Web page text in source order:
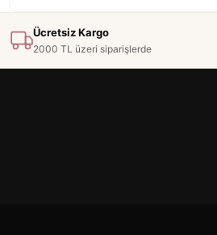
Ücretsiz Kargo
2000 TL üzeri siparişlerde